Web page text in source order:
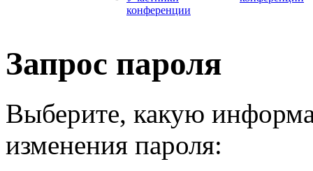
конференции
Запрос пароля
Выберите, какую
изменения пароля: